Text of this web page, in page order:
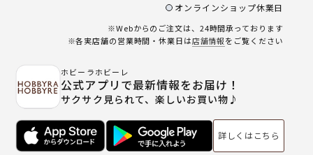
オンラインショップ休業日
※Webからのご注文は、24時間承っております
※各実店舗の営業時間・休業日は店舗情報をご覧ください
ホビーラホビーレ
公式アプリで最新情報をお届け！
サクサク見られて、楽しいお買い物♪
詳しくはこちら